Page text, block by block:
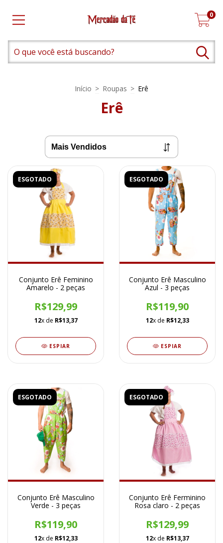
0
Início > Roupas > Erê
Erê
ESGOTADO
Conjunto Erê Feminino
Amarelo - 2 peças
R$129,99
12x de R$13,37
ESPIAR
ESGOTADO
Conjunto Erê Masculino
Azul - 3 peças
R$119,90
12x de R$12,33
ESPIAR
ESGOTADO
Conjunto Erê Masculino
Verde - 3 peças
R$119,90
12x de R$12,33
ESGOTADO
Conjunto Erê Ferminino
Rosa claro - 2 peças
R$129,99
12x de R$13,37